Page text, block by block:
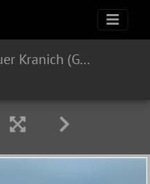
Grauer Kranich (Grus grus)